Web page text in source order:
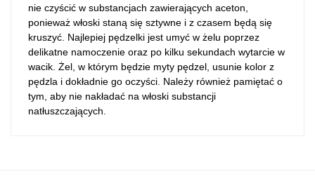
nie czyścić w substancjach zawierających aceton,
ponieważ włoski staną się sztywne i z czasem będą się
kruszyć. Najlepiej pędzelki jest umyć w żelu poprzez
delikatne namoczenie oraz po kilku sekundach wytarcie w
wacik. Żel, w którym będzie myty pędzel, usunie kolor z
pędzla i dokładnie go oczyści. Należy również pamiętać o
tym, aby nie nakładać na włoski substancji
natłuszczających.